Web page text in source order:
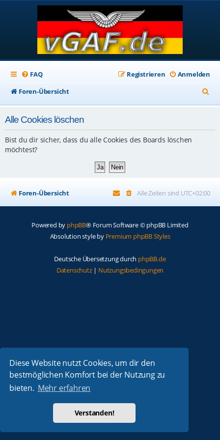
Diese Website nutzt Cookies, um dir den
bestmöglichen Komfort bei der Nutzung zu
bieten. Mehr erfahren
Verstanden!
FAQ Anmelden
Registrieren
Foren-Übersicht
u
Alle Cookies löschen
Bist du dir sicher, dass du alle Cookies des Boards löschen
möchtest?
Foren-Übersicht Alle Zeiten sind UTC+02:00
Powered by phpBB® Forum Software © phpBB Limited
Absolution style by Premium phpBB Styles
Deutsche Übersetzung durch phpBB.de
Datenschutz| Nutzungsbedingungen